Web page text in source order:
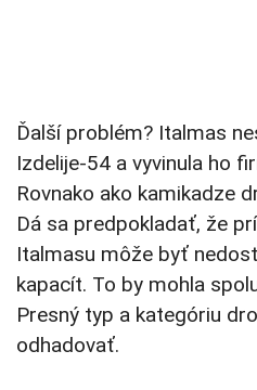
Ďalší problém? Italmas
Izdelije-54 a vyvinula ho
Rovnako ako kamikadze
Dá sa predpokladať, že
Italmasu môže byť
kapacít. To by mohla
Presný typ a kategóriu
odhadovať.